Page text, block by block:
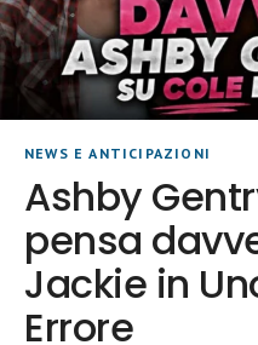
NEWS E ANTICIPAZIONI
Ashby
pensa
Jackie in
Errore